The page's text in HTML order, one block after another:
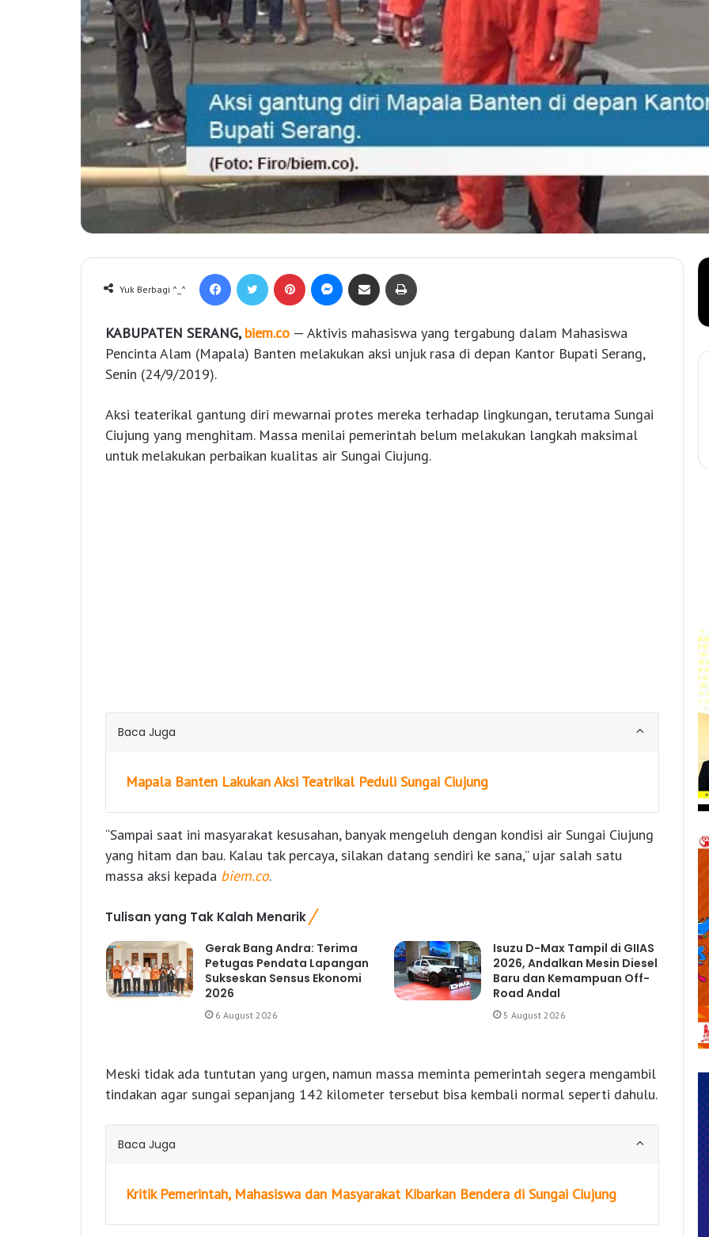
Yuk Berbagi ^_^
KABUPATEN SERANG,biem.co — Aktivis mahasiswa yang tergabung dalam Mahasiswa
Pencinta Alam (Mapala) Banten melakukan aksi unjuk rasa di depan Kantor Bupati Serang,
Senin (24/9/2019).
Aksi teaterikal gantung diri mewarnai protes mereka terhadap lingkungan, terutama Sungai
Ciujung yang menghitam. Massa menilai pemerintah belum melakukan langkah maksimal
untuk melakukan perbaikan kualitas air Sungai Ciujung.
Baca Juga
Mapala Banten Lakukan Aksi Teatrikal Peduli Sungai Ciujung
“Sampai saat ini masyarakat kesusahan, banyak mengeluh dengan kondisi air Sungai Ciujung
yang hitam dan bau. Kalau tak percaya, silakan datang sendiri ke sana,” ujar salah satu
massa aksi kepada biem.co.
Tulisan yang Tak Kalah Menarik
Gerak Bang Andra: Terima
Petugas Pendata Lapangan
Sukseskan Sensus Ekonomi
2026
6 August 2026
Isuzu D-Max Tampil di GIIAS
2026, Andalkan Mesin Diesel
Baru dan Kemampuan Off-
Road Andal
5 August 2026
Meski tidak ada tuntutan yang urgen, namun massa meminta pemerintah segera mengambil
tindakan agar sungai sepanjang 142 kilometer tersebut bisa kembali normal seperti dahulu.
Baca Juga
Kritik Pemerintah, Mahasiswa dan Masyarakat Kibarkan Bendera di Sungai Ciujung